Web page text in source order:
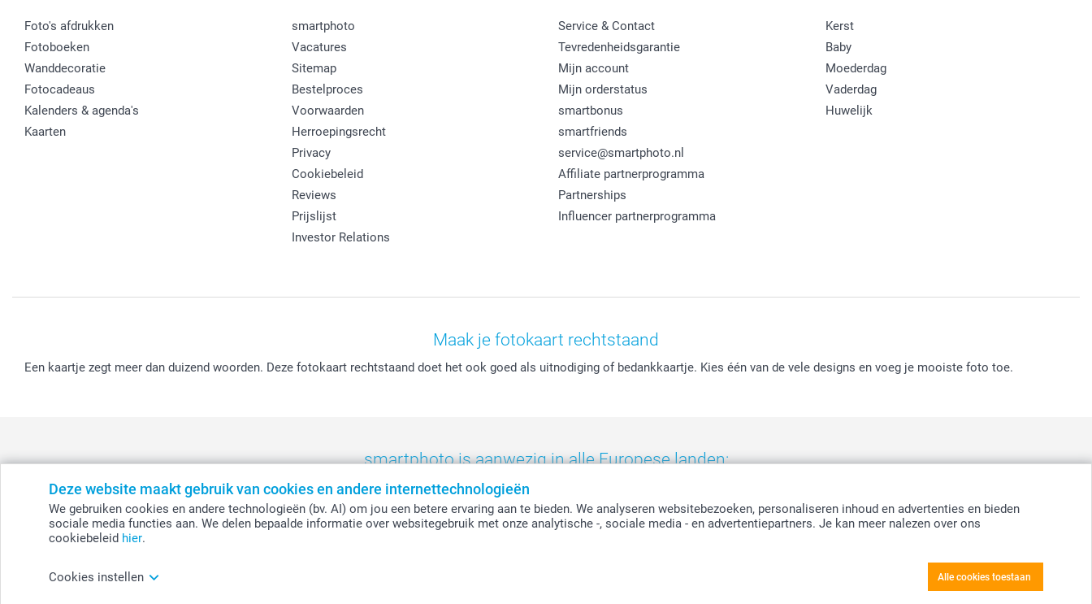
Deze website maakt gebruik van cookies en andere internettechnologieën
We gebruiken cookies en andere technologieën (bv. AI) om jou een betere ervaring aan te bieden. We analyseren websitebezoeken, personaliseren inhoud en advertenties en bieden
sociale media functies aan. We delen bepaalde informatie over websitegebruik met onze analytische -, sociale media - en advertentiepartners. Je kan meer nalezen over ons
cookiebeleid hier.
Cookies instellen Alle cookies toestaan
Foto's afdrukken
Fotoboeken
Wanddecoratie
Fotocadeaus
Kalenders & agenda's
Kaarten
smartphoto
Vacatures
Sitemap
Bestelproces
Voorwaarden
Herroepingsrecht
Privacy
Cookiebeleid
Reviews
Prijslijst
Investor Relations
Service & Contact
Tevredenheidsgarantie
Mijn account
Mijn orderstatus
smartbonus
smartfriends
service@smartphoto.nl
Affiliate partnerprogramma
Partnerships
Influencer partnerprogramma
Kerst
Baby
Moederdag
Vaderdag
Huwelijk
Maak je fotokaart rechtstaand
Een kaartje zegt meer dan duizend woorden. Deze fotokaart rechtstaand doet het ook goed als uitnodiging of bedankkaartje. Kies één van de vele designs en voeg je mooiste foto toe.
smartphoto is aanwezig in alle Europese landen:
België - Belgique - Danmark - Deutschland - France - Ireland - Nederland - Norge - Österreich